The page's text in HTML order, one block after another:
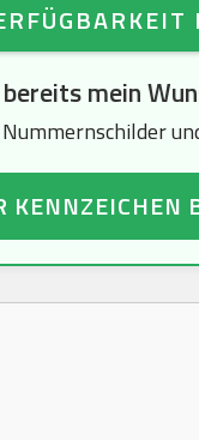
mein
KENNZEICHEN